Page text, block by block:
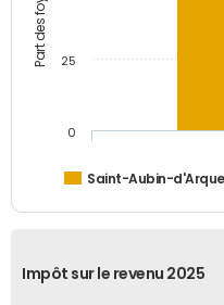
Saint-Aubin-
0
25
Impôt sur le revenu 2025